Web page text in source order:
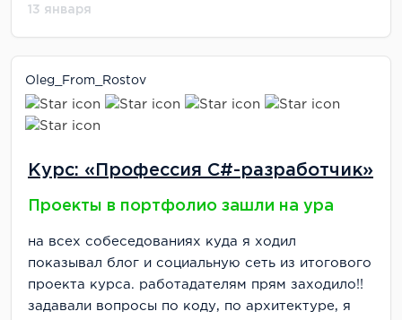
13 января
Oleg_From_Rostov
Курс: «Профессия C#-разработчик»
Проекты в портфолио зашли на ура
на всех собеседованиях куда я ходил
показывал блог и социальную сеть из итогового
проекта курса. работадателям прям заходило!!
задавали вопросы по коду, по архитектуре, я